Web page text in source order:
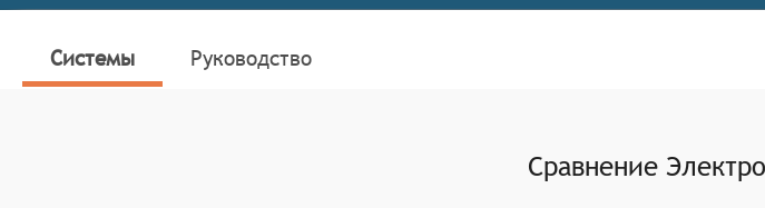
Подача резюме онлайн: Предоставление соискателям возможности подать своё
Мониторинг рынка труда: Предоставление аналитических данных о состоянии
помогает соискателям и работодателям принимать информированные решения.
Системы Руководство
Сравнение